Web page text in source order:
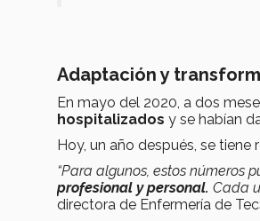
Adaptación y
En mayo del 2020, a dos
hospitalizados y se habían
Hoy, un año después, se tiene
“Para algunos, estos números
profesional y personal. Cada
directora de Enfermería de